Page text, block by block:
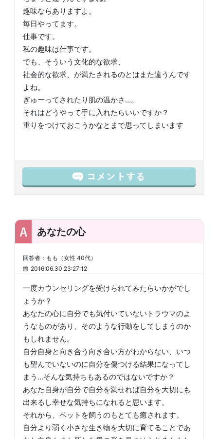
趣味ならありますよ。
毎日やってます。
仕事です。
私の趣味は仕事です。
でも、そういう文化的な欲求、
社会的な欲求、が満たされるのとはまた違うんです
よね。
ぎゅーってされたり肌の温かさ…。
それはどうやって手に入れたらいいですか？
重りをつけておこうかなとまで思ってしまいます
あなたの心
回答者：もも（女性 40代）
2016.06.30 23:27:12
一度カウンセリングを受けられてみたらいかがでし
ょうか？
あなたの心に自分でも気付いていないトラウマのよ
うなものがあり、そのような行動をしてしまうのか
もしれません。
自分自身と向き合う向き合い方がわからない、いつ
も望んでいないのに自分を傷つける結果になってし
まう…そんな気持ちもあるのではないですか？
あなた自身が自分で自分を満せれば自分を大切にも
出来るし幸せな気持ちになれると思います。
それから、ペットを飼うのもとても癒されます。
自分より弱く小さな生き物を大切に育てることであ